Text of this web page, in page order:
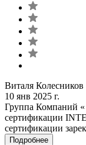
Виталя Колесников
10 янв 2025 г.
Группа Компаний «
сертификации
сертификации
Подробнее